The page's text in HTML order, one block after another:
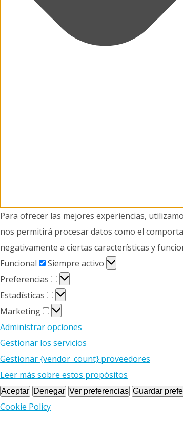
Para ofrecer las mejores experiencias,
nos permitirá procesar datos como el
negativamente a ciertas características y
Funcional
Funcional
Siempre activo
Preferencias
Preferencias
Estadísticas
Estadísticas
Marketing
Marketing
Administrar opciones
Gestionar los servicios
Gestionar {vendor_count} proveedores
Leer más sobre estos propósitos
Aceptar Denegar Ver preferencias Guardar
Cookie Policy